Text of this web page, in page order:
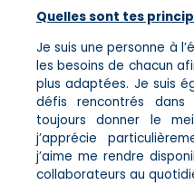
Quelles sont tes
Je suis une personne à
les besoins de chacun
plus adaptées. Je suis
défis rencontrés
toujours donner le
j’apprécie
j’aime me rendre
collaborateurs au